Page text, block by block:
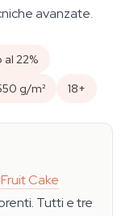
avanzate.
al 22%
g/m² 18+
Cake
Tutti e tre